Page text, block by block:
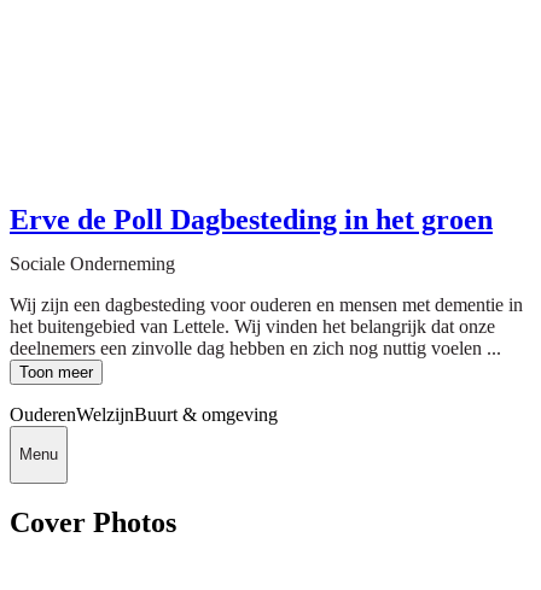
Erve de Poll Dagbesteding in het groen
Sociale Onderneming
Wij zijn een dagbesteding voor ouderen en mensen met dementie in
het buitengebied van Lettele. Wij vinden het belangrijk dat onze
deelnemers een zinvolle dag hebben en zich nog nuttig voelen ...
Toon meer
OuderenWelzijnBuurt & omgeving
Menu
Cover Photos